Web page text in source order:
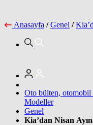
Anasayfa / Genel /
Oto bülten, otomobil
Modeller
Genel
Kia’dan Nisan